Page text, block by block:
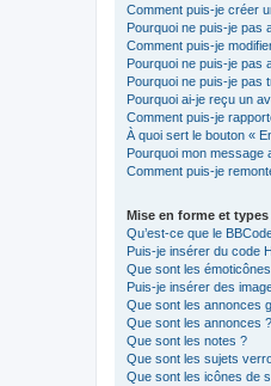
Comment puis-je créer
Pourquoi ne puis-je pas
Comment puis-je
Pourquoi ne puis-je pas
Pourquoi ne puis-je pas
Pourquoi ai-je reçu un
Comment puis-je
À quoi sert le bouton «
Pourquoi mon message
Comment puis-je
Mise en forme et
Qu’est-ce que le
Puis-je insérer du code
Que sont les
Puis-je insérer des
Que sont les annonces
Que sont les annonces ?
Que sont les notes ?
Que sont les sujets
Que sont les icônes de